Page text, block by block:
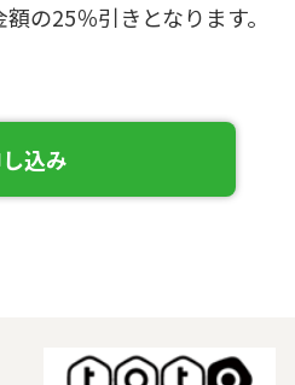
の25％引きとなります。
込み